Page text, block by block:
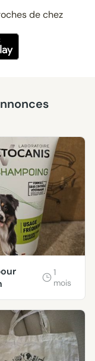
de chez
1
mois